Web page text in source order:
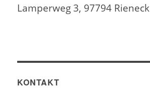
Lamperweg 3, 97794 Rieneck
KONTAKT